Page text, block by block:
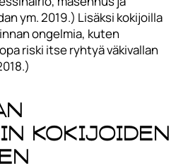
ym. 2019.) Lisäksi kokijoilla
ongelmia, kuten
riski itse ryhtyä väkivallan
kokijoiden